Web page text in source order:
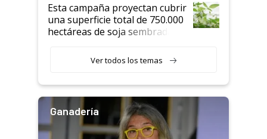
Esta campaña proyectan cubrir
una superficie total de 750.000
hectáreas de soja sembradas
variedades que marcan un
salto tecnológico en genética y
Ver todos los temas
Ganadería